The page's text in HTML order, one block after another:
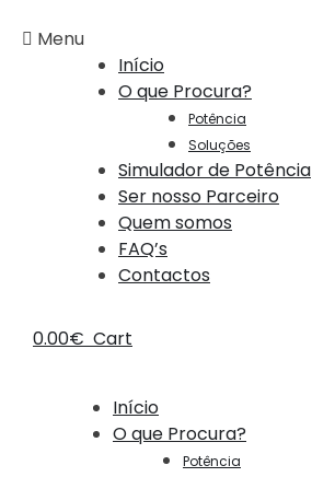
Menu
Início
O que Procura?
Potência
Soluções
Simulador de Potência
Ser nosso Parceiro
Quem somos
FAQ’s
Contactos
0.00€ Cart
Início
O que Procura?
Potência